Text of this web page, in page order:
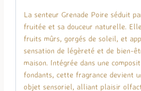
La senteur Grenade Poire séduit
fruitée et sa douceur naturelle.
fruits mûrs, gorgés de soleil, et
sensation de légèreté et de bien-
maison. Intégrée dans une
fondants, cette fragrance devient
objet sensoriel, alliant plaisir